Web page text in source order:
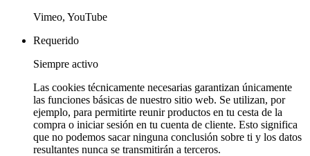
Vimeo, YouTube
Requerido
Siempre activo
Las cookies técnicamente necesarias garantizan únicamente
las funciones básicas de nuestro sitio web. Se utilizan, por
ejemplo, para permitirte reunir productos en tu cesta de la
compra o iniciar sesión en tu cuenta de cliente. Esto significa
que no podemos sacar ninguna conclusión sobre ti y los datos
resultantes nunca se transmitirán a terceros.